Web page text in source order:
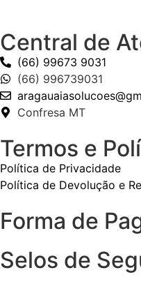
Central de
(66) 99673 9031
(66) 996739031
Confresa MT
Termos e
Política de Privacidade
Política de Devolução e
Forma de
Selos de